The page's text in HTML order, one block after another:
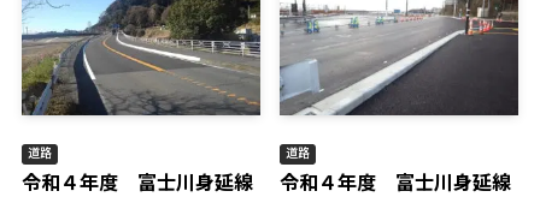
道路
令和４年度 富士川身延線
道路
令和４年度 富士川身延線